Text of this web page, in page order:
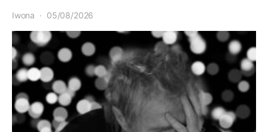
Iwona 05/08/2026